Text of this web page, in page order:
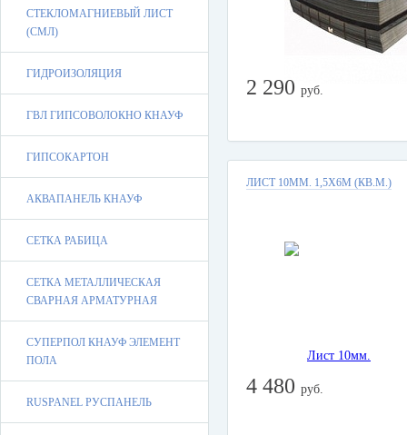
СТЕКЛОМАГНИЕВЫЙ ЛИСТ
(СМЛ)
ГИДРОИЗОЛЯЦИЯ
ГВЛ ГИПСОВОЛОКНО КНАУФ
ГИПСОКАРТОН
АКВАПАНЕЛЬ КНАУФ
СЕТКА РАБИЦА
СЕТКА МЕТАЛЛИЧЕСКАЯ
СВАРНАЯ АРМАТУРНАЯ
СУПЕРПОЛ КНАУФ ЭЛЕМЕНТ
ПОЛА
RUSPANEL РУСПАНЕЛЬ
2 290 руб.
ЛИСТ 10ММ. 1,5Х6М (КВ.М.)
4 480 руб.